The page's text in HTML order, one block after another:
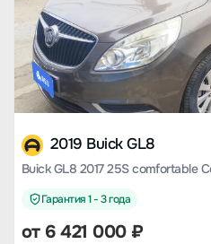
2019 Buick GL8
Buick GL8 2017 25S comfortable
Гарантия 1 - 3 года
от 6 421 000₽